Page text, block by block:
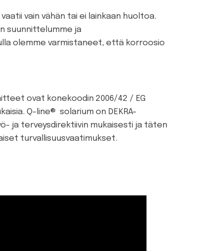
vain vähän tai ei lainkaan huoltoa.
suunnittelumme ja
olemme varmistaneet, että korroosio
ovat konekoodin 2006/42 / EG
Q-line® solarium on DEKRA-
ja terveysdirektiivin mukaisesti ja täten
turvallisuusvaatimukset.